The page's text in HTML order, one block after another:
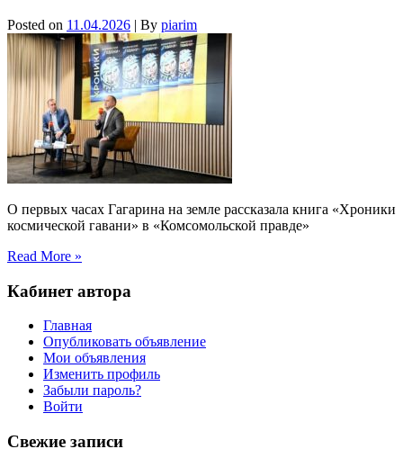
Posted on 11.04.2026 | By piarim
О первых часах Гагарина на земле рассказала книга «Хроники
космической гавани» в «Комсомольской правде»
Read More »
Кабинет автора
Главная
Опубликовать объявление
Мои объявления
Изменить профиль
Забыли пароль?
Войти
Свежие записи